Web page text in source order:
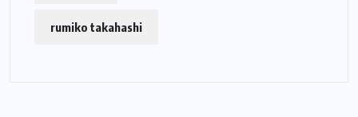
rumiko takahashi